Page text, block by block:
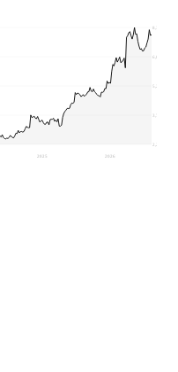
2,2
3,74
5,27
6,81
8,35
2025 2026